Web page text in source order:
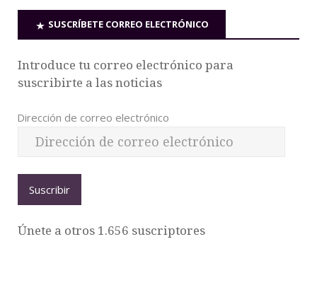
SUSCRÍBETE CORREO ELECTRÓNICO
Introduce tu correo electrónico para
suscribirte a las noticias
Dirección de correo electrónico
Suscribir
Únete a otros 1.656 suscriptores